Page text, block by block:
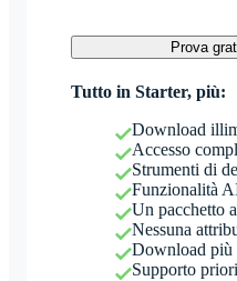
Prova
Tutto in Starter, più:
Download
Accesso
Strumenti di
Funzionalità
Un pacchetto
Nessuna
Download più
Supporto